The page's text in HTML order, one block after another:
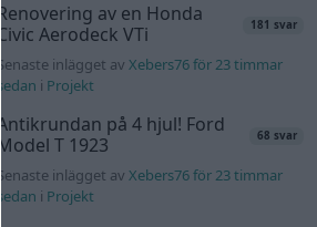
Renovering av en Honda
Civic Aerodeck VTi
181 svar
Senaste inlägget avXebers76 för 23 timmar
sedan i Projekt
Antikrundan på 4 hjul! Ford
Model T 1923
68 svar
Senaste inlägget avXebers76 för 23 timmar
sedan i Projekt